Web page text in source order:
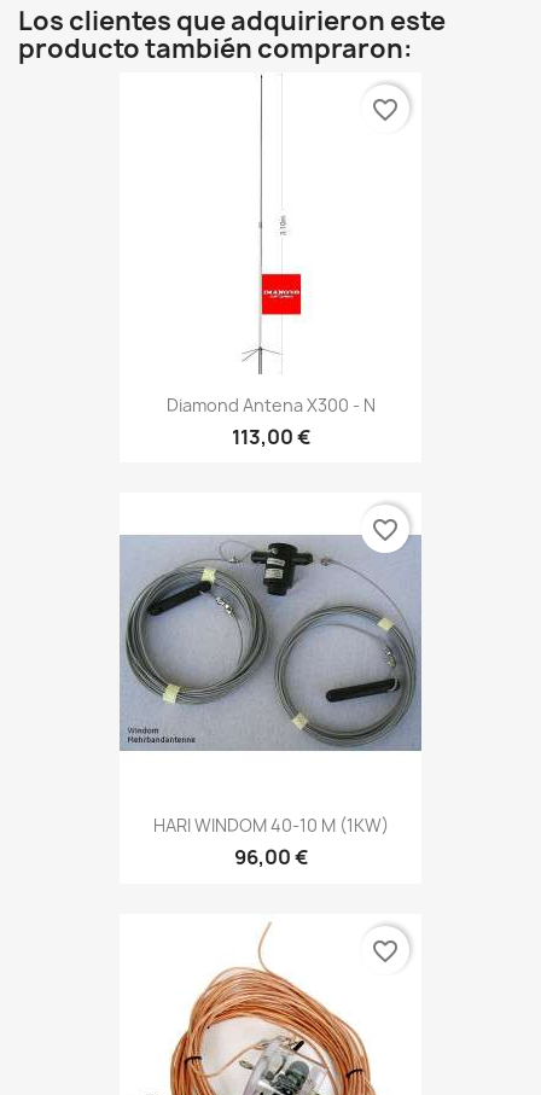
Los clientes que adquirieron este
producto también compraron:
Diamond Antena X300 - N
113,00 €
favorite_border
HARI WINDOM 40-10 M (1KW)
96,00 €
favorite_border
favorite_border